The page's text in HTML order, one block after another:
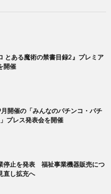
とある魔術の禁書目録2』プレミア
開催
開催の「みんなのパチンコ・パチ
プレス発表会を開催
停止を発表 福祉事業機器販売につ
直し拡充へ